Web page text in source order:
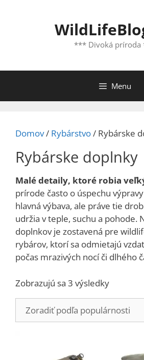
*** Divoká
Menu
Domov/ Rybárstvo/ Rybárske
Rybárske doplnky
Malé detaily, ktoré robia
prírode často o úspechu
hlavná výbava, ale práve tie
udržia v teple, suchu a pohode.
doplnkov je zostavená pre
rybárov, ktorí sa odmietajú
počas mrazivých nocí či dlhého
Zobrazujú sa 3 výsledkyZoradené
popularity